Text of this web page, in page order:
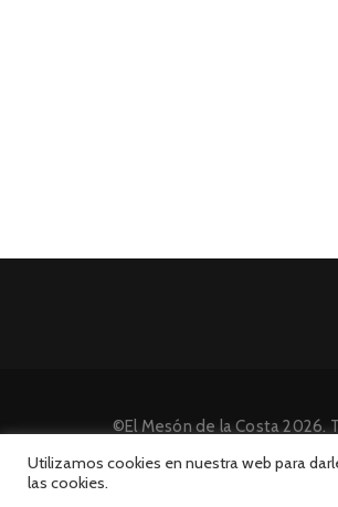
©El Mesón de la Costa 2026.
Desarrollado por INFORmedia
Utilizamos cookies en nuestra web para
las cookies.